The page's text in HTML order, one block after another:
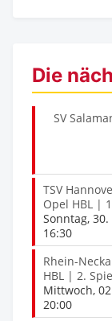
Die
SV
TSV
Opel HBL |
Sonntag,
16:30
Rhein-
HBL | 2.
Mittwoch,
20:00